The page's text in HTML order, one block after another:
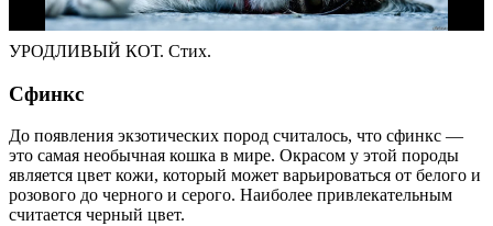
УРОДЛИВЫЙ КОТ. Стих.
Сфинкс
До появления экзотических пород считалось, что сфинкс —
это самая необычная кошка в мире. Окрасом у этой породы
является цвет кожи, который может варьироваться от белого и
розового до черного и серого. Наиболее привлекательным
считается черный цвет.